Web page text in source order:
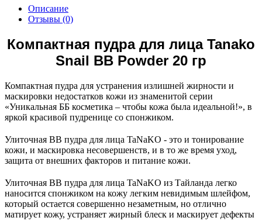
Описание
Отзывы (0)
Компактная пудра для лица Tanako
Snail BB Powder 20 гр
Компактная пудра для устранения излишней жирности и
маскировки недостатков кожи из знаменитой серии
«Уникальная ББ косметика – чтобы кожа была идеальной!», в
яркой красивой пудренице со спонжиком.
Улиточная ВВ пудра для лица TaNaKO - это и тонирование
кожи, и маскировка несовершенств, и в то же время уход,
защита от внешних факторов и питание кожи.
Улиточная ВВ пудра для лица TaNaKO из Тайланда легко
наносится спонжиком на кожу легким невидимым шлейфом,
который остается совершенно незаметным, но отлично
матирует кожу, устраняет жирный блеск и маскирует дефекты